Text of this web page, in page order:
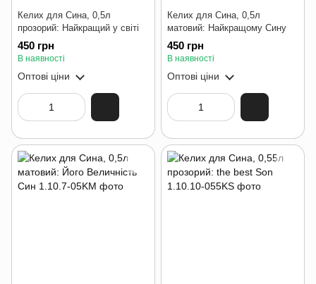
Келих для Сина, 0,5л
прозорий: Найкращий у світі
450 грн
В наявності
Оптові ціни
Келих для Сина, 0,5л
матовий: Найкращому Сину
450 грн
В наявності
Оптові ціни